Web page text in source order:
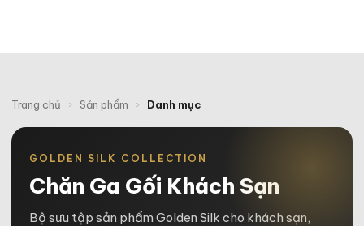
Trang chủ › Sản phẩm › Danh mục
GOLDEN SILK COLLECTION
Chăn Ga Gối Khách Sạn
Bộ sưu tập sản phẩm Golden Silk cho khách sạn,